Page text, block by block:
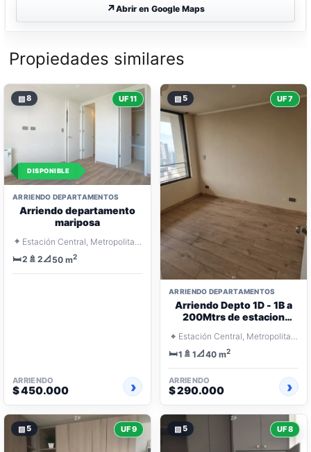
Abrir en Google Maps
Propiedades similares
▧8 UF 11
DISPONIBLE
ARRIENDO DEPARTAMENTOS
Arriendo departamento
mariposa
⌖
🛏️2 🚿 2📐 50 m2
ARRIENDO
$ 450.000
▧5 UF 7
ARRIENDO DEPARTAMENTOS
Arriendo Depto 1D - 1B a
200Mtrs de estacion
⌖ Estación Central, Metropolitana Santiago
🛏️1 🚿 1📐40 m2
ARRIENDO
$ 290.000
▧5 UF 9 ▧5 UF 8